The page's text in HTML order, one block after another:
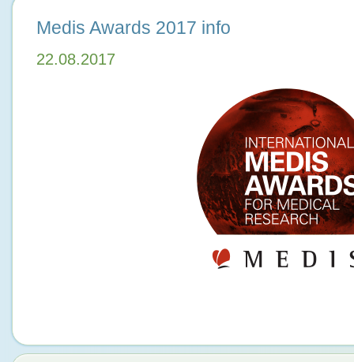
Medis Awards 2017 info
22.08.2017